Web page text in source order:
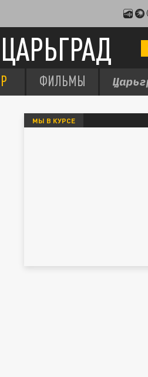
ЦАРЬГРАД
ФИЛЬМЫ
МЫ В КУРСЕ